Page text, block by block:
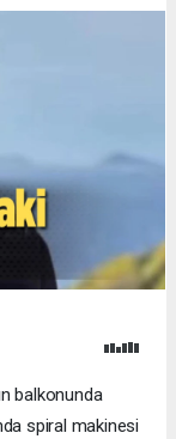
balkonunda
spiral makinesi